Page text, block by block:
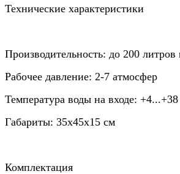
Технические характеристики
Производительность: до 200 литров
Рабочее давление: 2-7 атмосфер
Температура воды на входе: +4...+38
Габариты: 35х45х15 см
Комплектация